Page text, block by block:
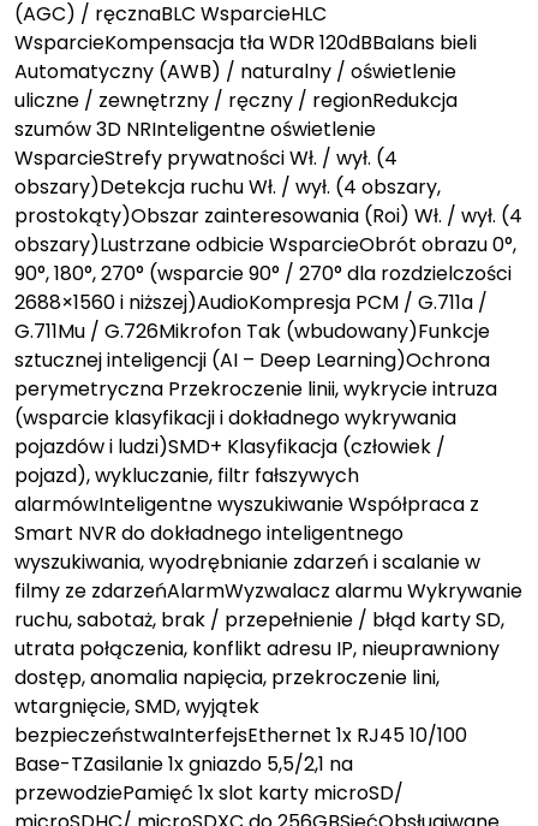
(AGC) / ręcznaBLC WsparcieHLC
WsparcieKompensacja tła WDR 120dBBalans bieli
Automatyczny (AWB) / naturalny / oświetlenie
uliczne / zewnętrzny / ręczny / regionRedukcja
szumów 3D NRInteligentne oświetlenie
WsparcieStrefy prywatności Wł. / wył. (4
obszary)Detekcja ruchu Wł. / wył. (4 obszary,
prostokąty)Obszar zainteresowania (Roi) Wł. / wył. (4
obszary)Lustrzane odbicie WsparcieObrót obrazu 0°,
90°, 180°, 270° (wsparcie 90° / 270° dla rozdzielczości
2688×1560 i niższej)AudioKompresja PCM / G.711a /
G.711Mu / G.726Mikrofon Tak (wbudowany)Funkcje
sztucznej inteligencji (AI – Deep Learning)Ochrona
perymetryczna Przekroczenie linii, wykrycie intruza
(wsparcie klasyfikacji i dokładnego wykrywania
pojazdów i ludzi)SMD+ Klasyfikacja (człowiek /
pojazd), wykluczanie, filtr fałszywych
alarmówInteligentne wyszukiwanie Współpraca z
Smart NVR do dokładnego inteligentnego
wyszukiwania, wyodrębnianie zdarzeń i scalanie w
filmy ze zdarzeńAlarmWyzwalacz alarmu Wykrywanie
ruchu, sabotaż, brak / przepełnienie / błąd karty SD,
utrata połączenia, konflikt adresu IP, nieuprawniony
dostęp, anomalia napięcia, przekroczenie lini,
wtargnięcie, SMD, wyjątek
bezpieczeństwaInterfejsEthernet 1x RJ45 10/100
Base-TZasilanie 1x gniazdo 5,5/2,1 na
przewodziePamięć 1x slot karty microSD/